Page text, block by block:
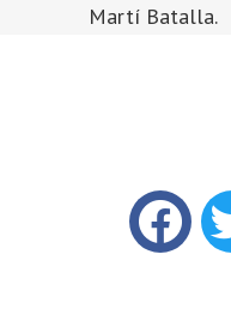
Martí Batalla.
facebook